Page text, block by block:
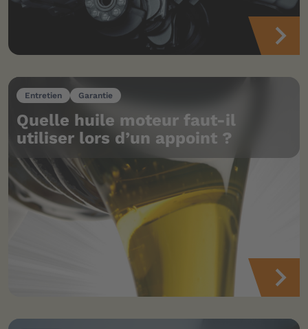
Entretien Garantie
Quelle huile moteur faut-il
utiliser lors d’un appoint ?